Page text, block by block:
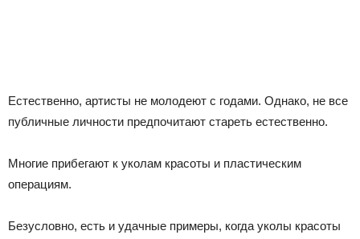
Естественно, артисты не молодеют с годами. Однако, не все
публичные личности предпочитают стареть естественно.
Многие прибегают к уколам красоты и пластическим
операциям.
Безусловно, есть и удачные примеры, когда уколы красоты